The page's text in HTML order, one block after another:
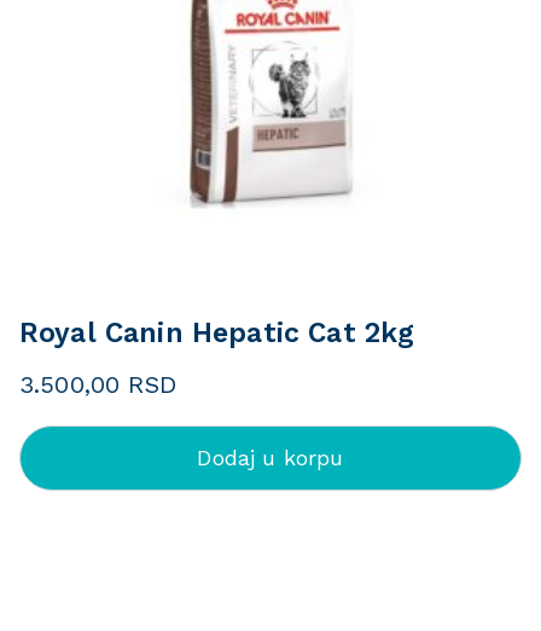
Royal Canin Hepatic Cat 2kg
3.500,00 RSD
Dodaj u korpu